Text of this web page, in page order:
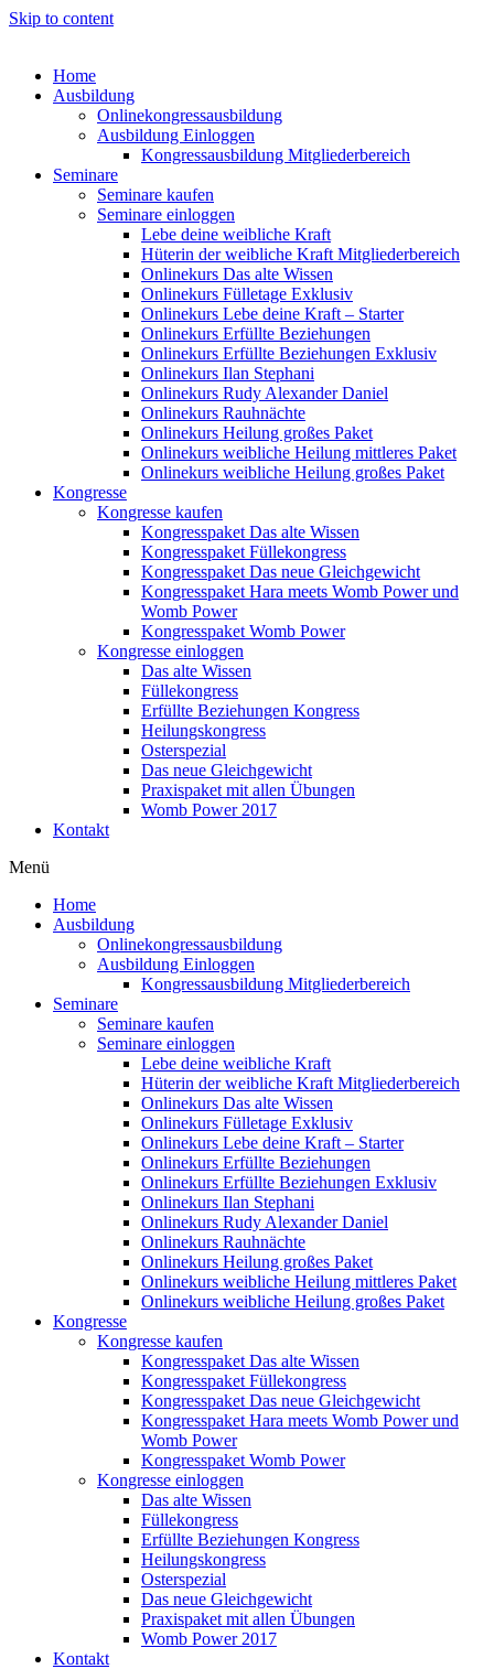
Skip to content
Home
Ausbildung
Onlinekongressausbildung
Ausbildung Einloggen
Kongressausbildung Mitgliederbereich
Seminare
Seminare kaufen
Seminare einloggen
Lebe deine weibliche Kraft
Hüterin der weibliche Kraft Mitgliederbereich
Onlinekurs Das alte Wissen
Onlinekurs Fülletage Exklusiv
Onlinekurs Lebe deine Kraft – Starter
Onlinekurs Erfüllte Beziehungen
Onlinekurs Erfüllte Beziehungen Exklusiv
Onlinekurs Ilan Stephani
Onlinekurs Rudy Alexander Daniel
Onlinekurs Rauhnächte
Onlinekurs Heilung großes Paket
Onlinekurs weibliche Heilung mittleres Paket
Onlinekurs weibliche Heilung großes Paket
Kongresse
Kongresse kaufen
Kongresspaket Das alte Wissen
Kongresspaket Füllekongress
Kongresspaket Das neue Gleichgewicht
Kongresspaket Hara meets Womb Power und
Womb Power
Kongresspaket Womb Power
Kongresse einloggen
Das alte Wissen
Füllekongress
Erfüllte Beziehungen Kongress
Heilungskongress
Osterspezial
Das neue Gleichgewicht
Praxispaket mit allen Übungen
Womb Power 2017
Kontakt
Menü
Home
Ausbildung
Onlinekongressausbildung
Ausbildung Einloggen
Kongressausbildung Mitgliederbereich
Seminare
Seminare kaufen
Seminare einloggen
Lebe deine weibliche Kraft
Hüterin der weibliche Kraft Mitgliederbereich
Onlinekurs Das alte Wissen
Onlinekurs Fülletage Exklusiv
Onlinekurs Lebe deine Kraft – Starter
Onlinekurs Erfüllte Beziehungen
Onlinekurs Erfüllte Beziehungen Exklusiv
Onlinekurs Ilan Stephani
Onlinekurs Rudy Alexander Daniel
Onlinekurs Rauhnächte
Onlinekurs Heilung großes Paket
Onlinekurs weibliche Heilung mittleres Paket
Onlinekurs weibliche Heilung großes Paket
Kongresse
Kongresse kaufen
Kongresspaket Das alte Wissen
Kongresspaket Füllekongress
Kongresspaket Das neue Gleichgewicht
Kongresspaket Hara meets Womb Power und
Womb Power
Kongresspaket Womb Power
Kongresse einloggen
Das alte Wissen
Füllekongress
Erfüllte Beziehungen Kongress
Heilungskongress
Osterspezial
Das neue Gleichgewicht
Praxispaket mit allen Übungen
Womb Power 2017
Kontakt